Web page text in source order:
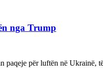
nga Trump
paqeje për luftën në Ukrainë,